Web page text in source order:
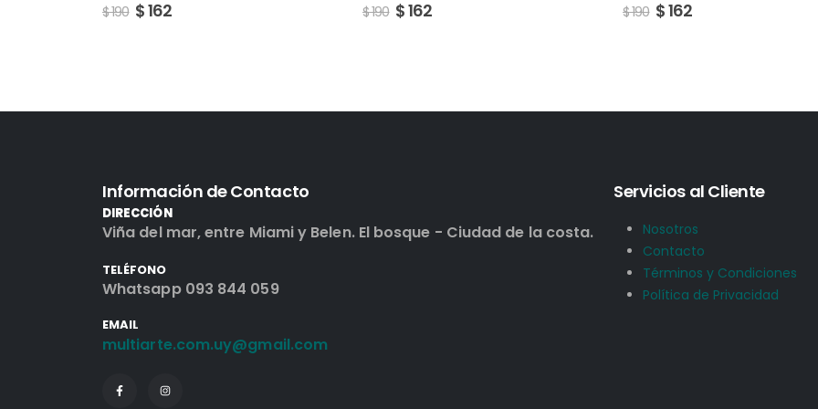
$190 $162 $190 $162 $190 $162
Información de Contacto
DIRECCIÓN
Viña del mar, entre Miami y Belen. El bosque - Ciudad de la costa.
TELÉFONO
Whatsapp 093 844 059
EMAIL
multiarte.com.uy@gmail.com
Servicios al Cliente
Nosotros
Contacto
Términos y Condiciones
Política de Privacidad